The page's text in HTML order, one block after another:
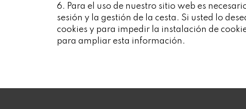
6. Para el uso de nuestro sitio web es
sesión y la gestión de la cesta. Si usted lo
cookies y para impedir la instalación de
para ampliar esta información.